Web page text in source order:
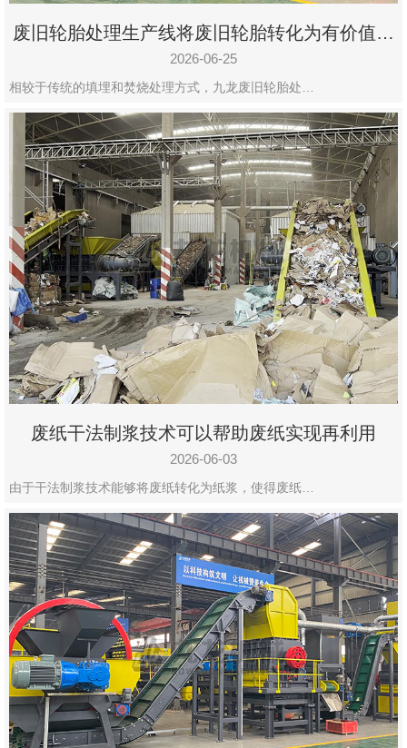
废旧轮胎处理生产线将废旧轮胎转化为有价值的
资源
2026-06-25
相较于传统的填埋和焚烧处理方式，九龙废旧轮胎处…
废纸干法制浆技术可以帮助废纸实现再利用
2026-06-03
由于干法制浆技术能够将废纸转化为纸浆，使得废纸…